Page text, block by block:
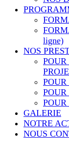
ligne)
NOS
POUR
GALERIE
NOTRE
NOUS